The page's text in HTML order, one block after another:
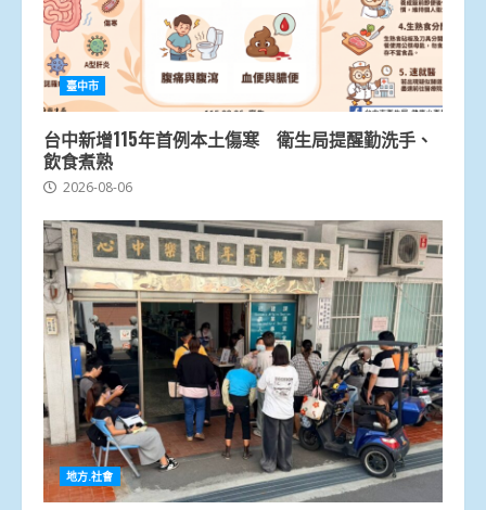
臺中市
台中新增115年首例本土傷寒 衛生局提醒勤洗手、
飲食煮熟
2026-08-06
地方.社會